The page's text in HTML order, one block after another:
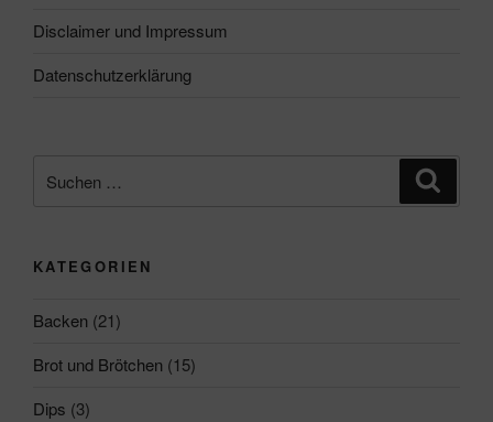
Disclaimer und Impressum
Datenschutzerklärung
nach:
KATEGORIEN
Backen (21)
Brot und Brötchen (15)
Dips (3)